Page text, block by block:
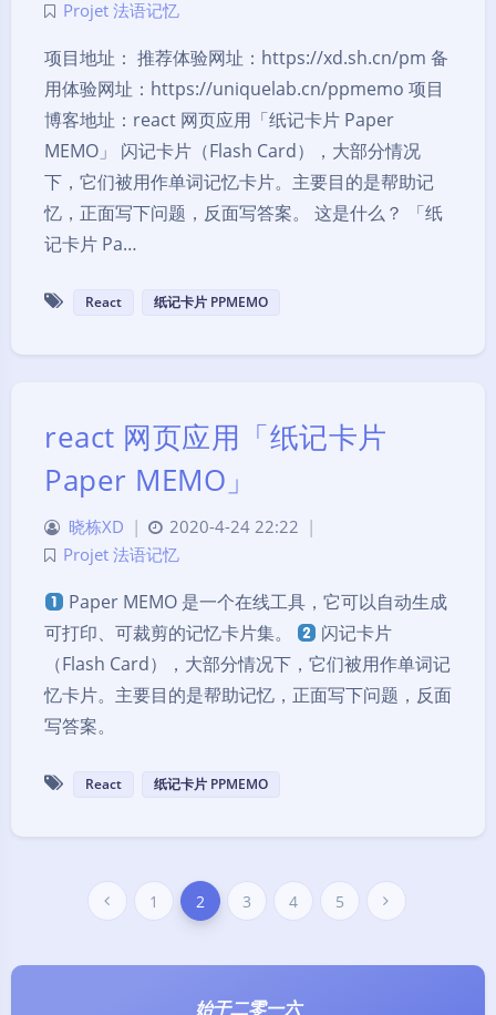
Projet 法语记忆
项目地址： 推荐体验网址：https://xd.sh.cn/pm 备
用体验网址：https://uniquelab.cn/ppmemo 项目
博客地址：react 网页应用「纸记卡片 Paper
MEMO」 闪记卡片（Flash Card），大部分情况
下，它们被用作单词记忆卡片。主要目的是帮助记
忆，正面写下问题，反面写答案。 这是什么？ 「纸
记卡片 Pa…
React 纸记卡片 PPMEMO
react 网页应用「纸记卡片
Paper MEMO」
晓栋XD | 2020-4-24 22:22 |
Projet 法语记忆
Paper MEMO 是一个在线工具，它可以自动生成
可打印、可裁剪的记忆卡片集。
闪记卡片
（Flash Card），大部分情况下，它们被用作单词记
忆卡片。主要目的是帮助记忆，正面写下问题，反面
写答案。
React 纸记卡片 PPMEMO
1 2 3 4 5
始于二零一六